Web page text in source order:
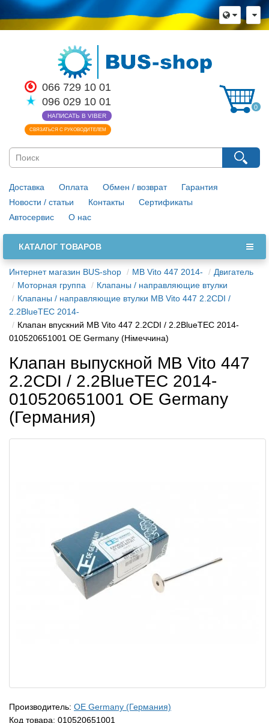
066 729 10 01
096 029 10 01
НАПИСАТЬ В VIBER
СВЯЗАТЬСЯ С РУКОВОДИТЕЛЕМ
0
Доставка Оплата Обмен / возврат
Гарантия
Новости / статьи
Контакты
Сертификаты
Автосервис
О нас
КАТАЛОГ ТОВАРОВ
Интернет магазин BUS-shop MB Vito 447 2014-
Двигатель
Моторная группа
Клапаны / направляющие втулки
Клапаны / направляющие втулки MB Vito 447 2.2CDI /
2.2BlueTEC 2014-
Клапан впускний MB Vito 447 2.2CDI / 2.2BlueTEC 2014-
010520651001 OE Germany (Німеччина)
Клапан выпускной MB Vito 447
2.2CDI / 2.2BlueTEC 2014-
010520651001 OE Germany
(Германия)
Производитель: OE Germany (Германия)
Код товара: 010520651001